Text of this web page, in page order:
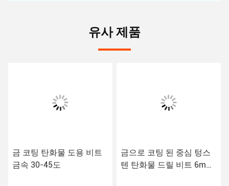
유사 제품
금 코팅 탄화물 도용 비트
금속 30-45도
금으로 코팅 된 중심 텅스
텐 탄화물 드릴 비트 6mm-